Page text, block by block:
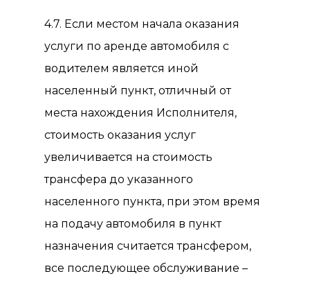
4.7. Если местом начала оказания
услуги по аренде автомобиля с
водителем является иной
населенный пункт, отличный от
места нахождения Исполнителя,
стоимость оказания услуг
увеличивается на стоимость
трансфера до указанного
населенного пункта, при этом время
на подачу автомобиля в пункт
назначения считается трансфером,
все последующее обслуживание –